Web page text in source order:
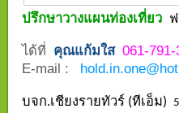
ปรึกษาวางแผนท่องเที่ยว
ได้ที่ คุณแก้มใส 061-791-
E-mail :
บจก.เชียงรายทัวร์ (ทีเอ็ม)